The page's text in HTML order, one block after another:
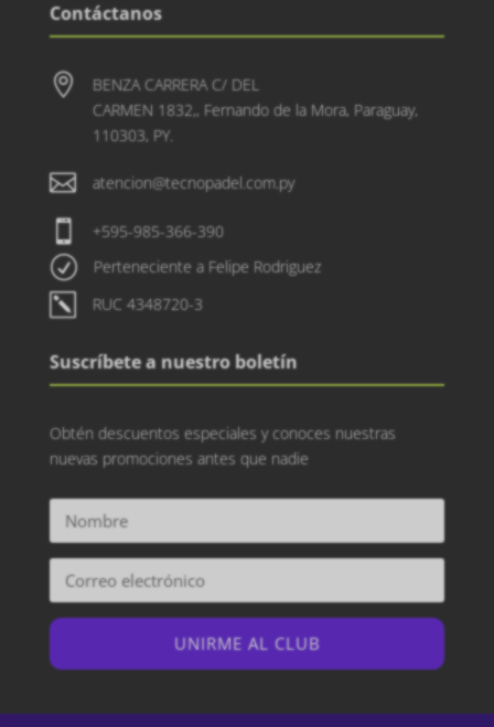
Contáctanos

BENZA CARRERA C/ DEL
CARMEN 1832,, Fernando de la Mora, Paraguay,
110303, PY.
 atencion@tecnopadel.com.py
 +595-985-366-390
R Perteneciente a Felipe Rodriguez
k RUC 4348720-3
Suscríbete a nuestro boletín
Obtén descuentos especiales y conoces nuestras
nuevas promociones antes que nadie
UNIRME AL CLUB